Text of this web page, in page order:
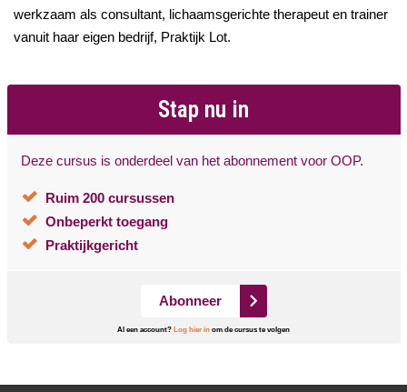
werkzaam als consultant, lichaamsgerichte therapeut en trainer
vanuit haar eigen bedrijf, Praktijk Lot.
Stap nu in
Deze cursus is onderdeel van het abonnement voor OOP.
Ruim 200 cursussen
Onbeperkt toegang
Praktijkgericht
Abonneer
Al een account? Log hier in om de cursus te volgen